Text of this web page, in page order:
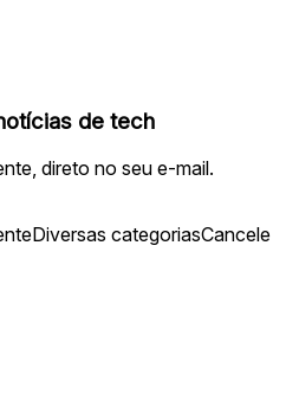
de tech
direto no seu e-mail.
Diversas categoriasCancele